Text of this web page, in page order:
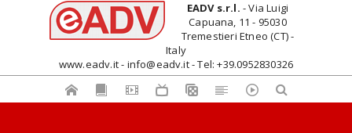
EADV s.r.l. - Via Luigi
Capuana, 11 - 95030
Tremestieri Etneo (CT) -
Italy
www.eadv.it - info@eadv.it - Tel: +39.0952830326